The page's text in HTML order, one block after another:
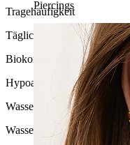
Piercings
Tragehäufigkeit
Tägliches Tragen
Biokompatibilität
Hypoallergen
Wasserbeständigkeit
Wasserfest